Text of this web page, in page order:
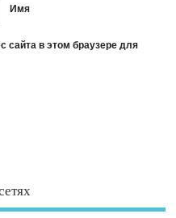
Имя
сайта в этом браузере для